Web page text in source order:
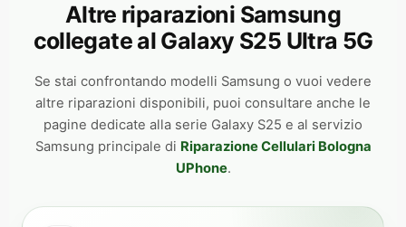
Altre riparazioni Samsung
collegate al Galaxy S25 Ultra 5G
Se stai confrontando modelli Samsung o vuoi vedere
altre riparazioni disponibili, puoi consultare anche le
pagine dedicate alla serie Galaxy S25 e al servizio
Samsung principale di Riparazione Cellulari Bologna
UPhone.